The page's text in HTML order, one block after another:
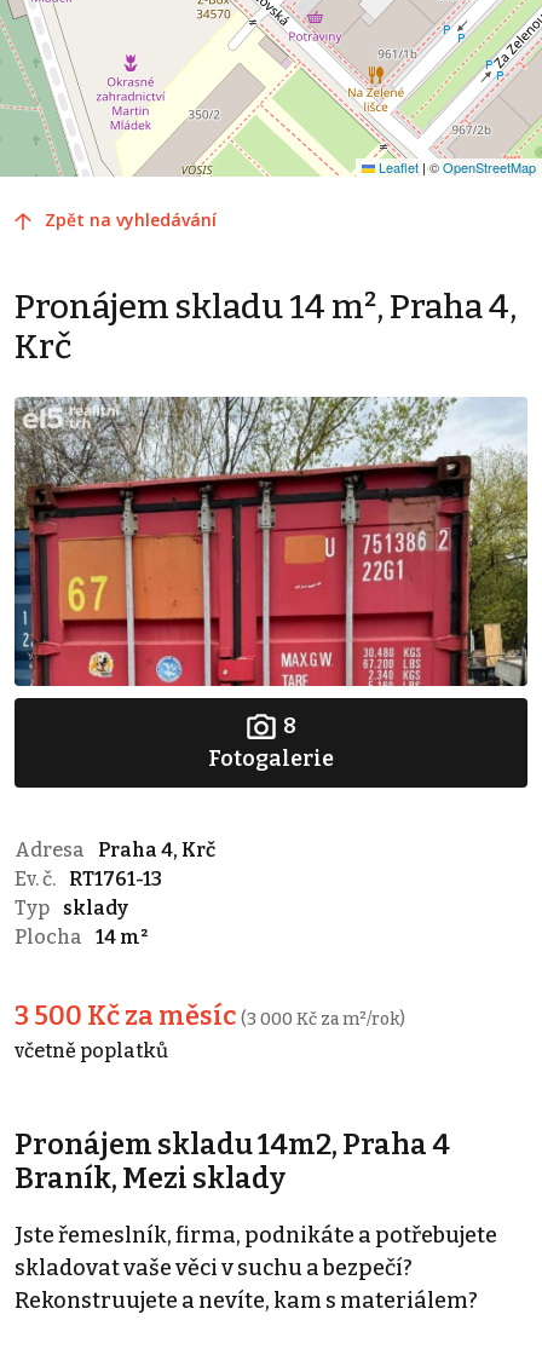
Leaflet | ©OpenStreetMap
Zpět na vyhledávání
Pronájem skladu 14 m², Praha 4,
Krč
8
Fotogalerie
Adresa
Praha 4, Krč
Ev. č.
RT1761-13
Typ
sklady
Plocha
14 m²
3 500 Kč za měsíc (3 000 Kč za m²/rok)
včetně poplatků
Pronájem skladu 14m2, Praha 4
Braník, Mezi sklady
Jste řemeslník, firma, podnikáte a potřebujete
skladovat vaše věci v suchu a bezpečí?
Rekonstruujete a nevíte, kam s materiálem?